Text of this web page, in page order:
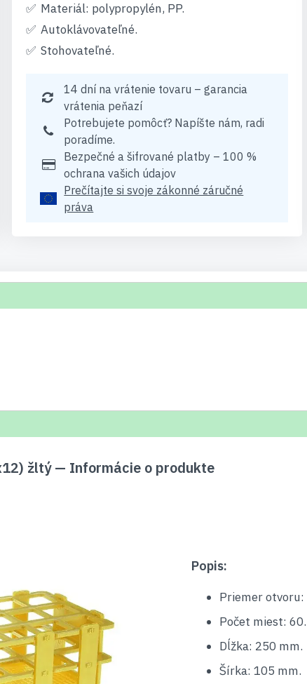
Materiál: polypropylén, PP.
Autoklávovateľné.
Stohovateľné.
14 dní na vrátenie tovaru – garancia
vrátenia peňazí
Potrebujete pomôcť? Napíšte nám, radi
poradíme.
Bezpečné a šifrované platby – 100 %
ochrana vašich údajov
Prečítajte si svoje zákonné záručné
práva
žltý — Informácie o produkte
Popis:
Priemer otvoru:
Počet miest: 60.
Dĺžka: 250 mm.
Šírka: 105 mm.